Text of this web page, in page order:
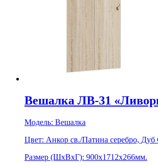
Вешалка ЛВ-31
Модель: Вешалка
Цвет: Анкор св./Патина серебро,
Размер (ШхВхГ): 900х1712х266мм.